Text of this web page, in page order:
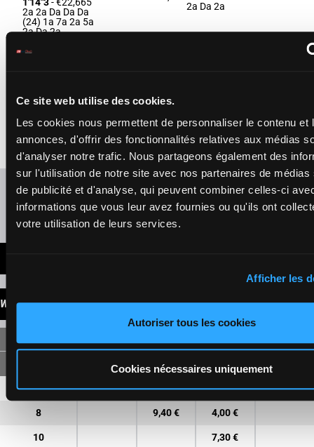
Ce site web utilise des cookies.
Les cookies nous permettent de personnaliser le contenu et
annonces, d'offrir des fonctionnalités relatives aux médias
d'analyser notre trafic. Nous partageons également des
sur l'utilisation de notre site avec nos partenaires de médias
de publicité et d'analyse, qui peuvent combiner celles-ci
informations que vous leur avez fournies ou qu'ils ont
votre utilisation de leurs services.
Afficher les
Autoriser tous les cookies
Cookies nécessaires uniquement
2a 2a Da Da Da
(24) 1a 7a 2a 5a
2a Da 2a
2a Da 2a
1'14"3- €23,880
7m 7m Da 8a 3m
3m 3m 2a 3m 4a
1'14"3
4a 3a Da
Refresh odds
Presence of favorite horses
WINNINGS
5 5,60 € 2,20 €
8 9,40 € 4,00 €
10 7,30 €